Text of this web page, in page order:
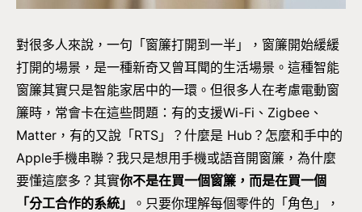
對很多人來說，一句「窗簾打開到一半」，窗簾開始緩緩
打開的場景，是一種新奇又曾耳聞的生活場景。這種智能
窗簾其實只是智能家居中的一環。但很多人在考慮電動窗
簾時，常會卡在這些問題：有的支援Wi-Fi、Zigbee、
Matter，有的又說「RTS」？什麼是 Hub？怎麼和手中的
Apple手機串聯？我只是想用手機或語音開窗簾，為什麼
要懂這麼多？其實你不是在買一個窗簾，而是在買一個
「分工合作的系統」
。只要你理解每個零件的「角色」，